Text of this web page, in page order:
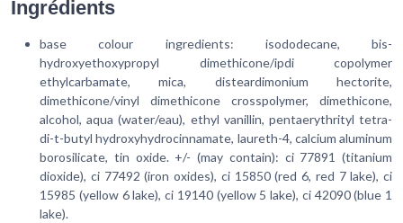
Ingrédients
base colour ingredients: isododecane, bis-
hydroxyethoxypropyl dimethicone/ipdi copolymer
ethylcarbamate, mica, disteardimonium hectorite,
dimethicone/vinyl dimethicone crosspolymer, dimethicone,
alcohol, aqua (water/eau), ethyl vanillin, pentaerythrityl tetra-
di-t-butyl hydroxyhydrocinnamate, laureth-4, calcium aluminum
borosilicate, tin oxide. +/- (may contain): ci 77891 (titanium
dioxide), ci 77492 (iron oxides), ci 15850 (red 6, red 7 lake), ci
15985 (yellow 6 lake), ci 19140 (yellow 5 lake), ci 42090 (blue 1
lake).